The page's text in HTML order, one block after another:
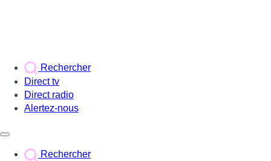
Rechercher
Direct tv
Direct radio
Alertez-nous
Rechercher